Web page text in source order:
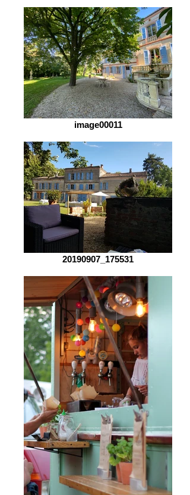
image00011
20190907_175531